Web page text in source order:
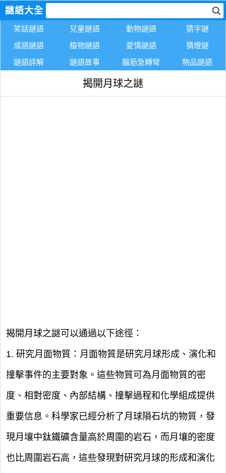
謎語大全
笑話謎語 兒童謎語 動物謎語
猜字謎
成語謎語
植物謎語 愛情謎語
猜燈謎
謎語詳解
謎語故事 腦筋急轉彎 物品謎語
揭開月球之謎
揭開月球之謎可以通過以下途徑：
1. 研究月面物質：月面物質是研究月球形成、演化和
撞擊事件的主要對象。這些物質可為月面物質的密
度、相對密度、內部結構、撞擊過程和化學組成提供
重要信息。科學家已經分析了月球隕石坑的物質，發
現月壤中鈦鐵礦含量高於周圍的岩石，而月壤的密度
也比周圍岩石高，這些發現對研究月球的形成和演化